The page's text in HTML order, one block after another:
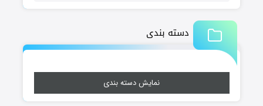
دسته بندی
نمایش دسته بندی